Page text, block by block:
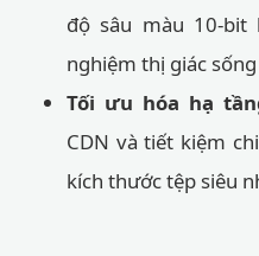
độ sâu màu 10-bit
nghiệm thị giác
Tối ưu hóa hạ
CDN và tiết kiệm
kích thước tệp siêu